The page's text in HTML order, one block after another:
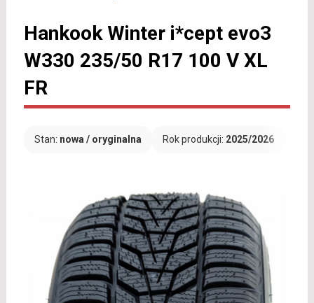
Hankook Winter i*cept evo3
W330 235/50 R17 100 V XL
FR
Stan: nowa / oryginalna Rok produkcji: 2025/2026